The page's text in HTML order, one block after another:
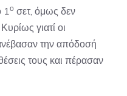
1ο σετ, όμως δεν
γιατί οι
την απόδοσή
τους και πέρασαν